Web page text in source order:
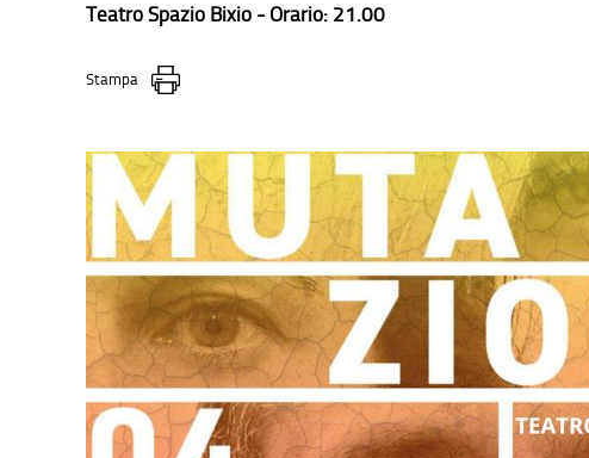
Teatro Spazio Bixio - Orario: 21.00
Stampa